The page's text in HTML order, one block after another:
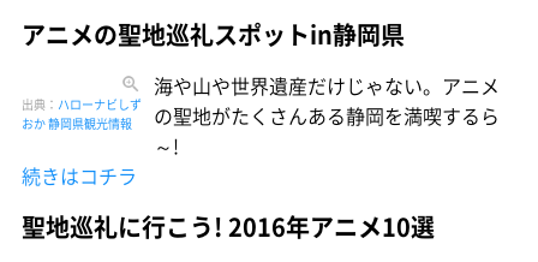
アニメの聖地巡礼スポットin静岡県
出典： ハローナビしず
おか 静岡県観光情報
海や山や世界遺産だけじゃない。アニメ
の聖地がたくさんある静岡を満喫するら
～!
続きはコチラ
聖地巡礼に行こう! 2016年アニメ10選